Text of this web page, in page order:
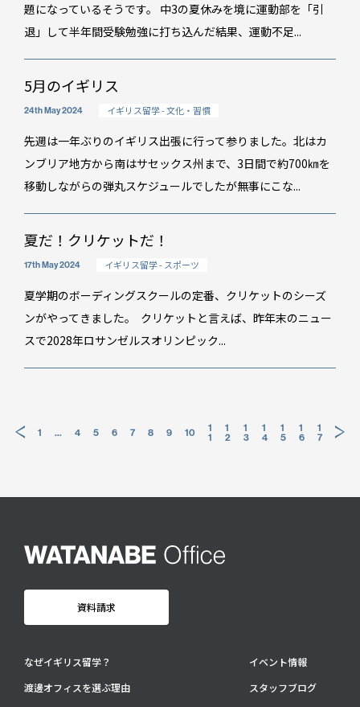
題になっているそうです。 中3の夏休みを境に運動部を「引
退」して半年間受験勉強に打ち込んだ結果、運動不足...
5月のイギリス
24th May 2024 イギリス留学 - 文化・習慣
先週は一年ぶりのイギリス出張に行って参りました。北はカ
ンブリア地方から南はサセックス州まで、3日間で約700㎞を
移動しながらの弾丸スケジュールでしたが無事にこな...
夏だ！クリケットだ！
17th May 2024 イギリス留学 - スポーツ
夏学期のボーディングスクールの定番、クリケットのシーズ
ンがやってきました。 クリケットと言えば、昨年末のニュー
スで2028年ロサンゼルスオリンピック...
投
ペ
送
1 … 4 5 6 7 8 9 10
1
1
1
2
1
3
1
4
1
5
1
6
1
7
資料請求
なぜイギリス留学？
渡邊オフィスを選ぶ理由
イベント情報
スタッフブログ